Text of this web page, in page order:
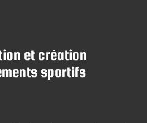
et création
sportifs